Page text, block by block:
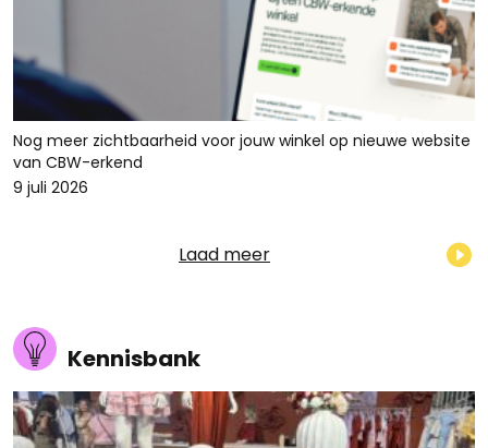
Nog meer zichtbaarheid voor jouw winkel op nieuwe website
van CBW-erkend
9 juli 2026
Laad meer
Kennisbank